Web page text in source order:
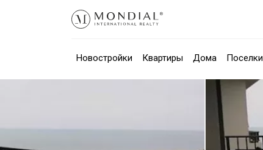
Новостройки Квартиры Дома Поселки